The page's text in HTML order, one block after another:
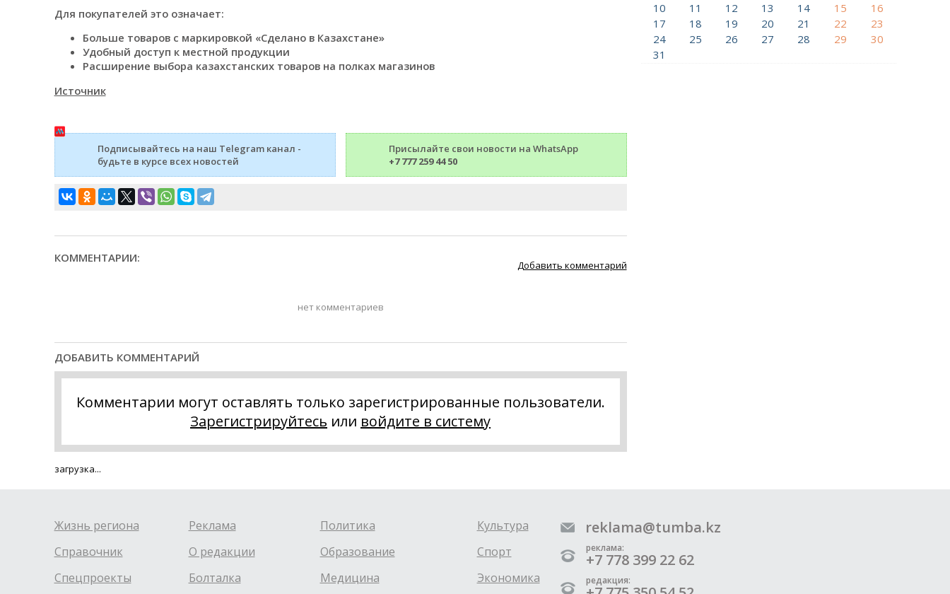
Для покупателей это означает:
Больше товаров с маркировкой «Сделано в Казахстане»
Удобный доступ к местной продукции
Расширение выбора казахстанских товаров на полках магазинов
Источник
Подписывайтесь на наш Telegram канал -
будьте в курсе всех новостей
Присылайте свои новости на WhatsApp
+7 777 259 44 50
КОММЕНТАРИИ:
Добавить комментарий
нет комментариев
ДОБАВИТЬ КОММЕНТАРИЙ
Комментарии могут оставлять только зарегистрированные пользователи.
Зарегистрируйтесь или войдите в систему
загрузка...
10
11 12 13 14 15
16
17
18 19 20 21 22
23
24
25 26 27 28 29
30
31
Жизнь региона
Справочник
Спецпроекты
Реклама
О редакции
Болталка
Политика
Образование
Медицина
Культура
Спорт
Экономика
reklama@tumba.kz
реклама:
+7 778 399 22 62
редакция: